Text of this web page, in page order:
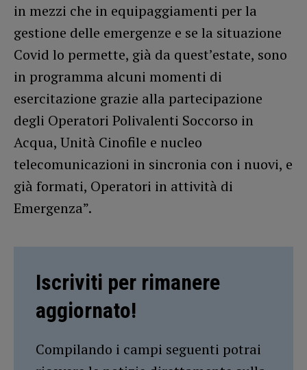
in mezzi che in equipaggiamenti per la
gestione delle emergenze e se la situazione
Covid lo permette, già da quest’estate, sono
in programma alcuni momenti di
esercitazione grazie alla partecipazione
degli Operatori Polivalenti Soccorso in
Acqua, Unità Cinofile e nucleo
telecomunicazioni in sincronia con i nuovi, e
già formati, Operatori in attività di
Emergenza”.
Iscriviti per rimanere
aggiornato!
Compilando i campi seguenti potrai